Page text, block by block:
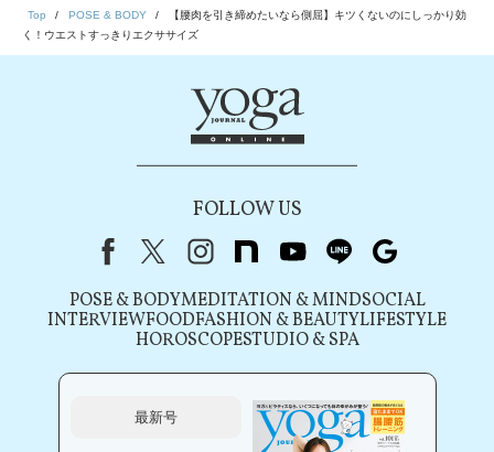
Top POSE & BODY
【腰肉を引き締めたいなら側屈】キツくないのにしっかり効
く！ウエストすっきりエクササイズ
FOLLOW US
FacebookX（旧Twitter）
instagram
note youtubeline
POSE & BODYMEDITATION & MINDSOCIAL
INTERVIEWFOODFASHION & BEAUTYLIFESTYLE
HOROSCOPESTUDIO & SPA
最新号